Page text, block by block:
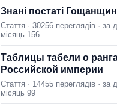
Знані постаті
Стаття · 30256 переглядів · за
місяць 156
Таблицы табели о
Российской империи
Стаття · 14455 переглядів · за
місяць 99